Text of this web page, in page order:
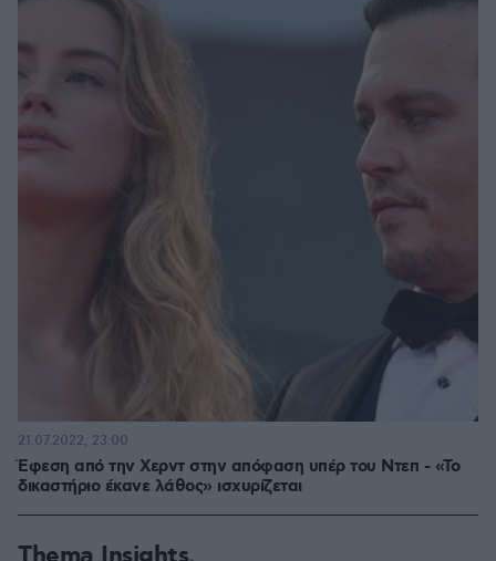
Έφεση από την Χερντ στην απόφαση υπέρ του Ντεπ - «Το
δικαστήριο έκανε λάθος» ισχυρίζεται
21.07.2022, 23:00